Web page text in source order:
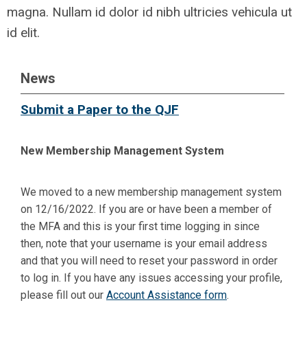
magna. Nullam id dolor id nibh ultricies vehicula ut
id elit.
News
Submit a Paper to the QJF
New Membership Management System
We moved to a new membership management system
on 12/16/2022. If you are or have been a member of
the MFA and this is your first time logging in since
then, note that your username is your email address
and that you will need to reset your password in order
to log in. If you have any issues accessing your profile,
please fill out our Account Assistance form.